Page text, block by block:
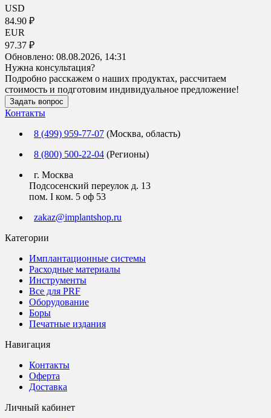
USD
84.90 ₽
EUR
97.37 ₽
Обновлено: 08.08.2026, 14:31
Нужна консультация?
Подробно расскажем о наших продуктах, рассчитаем
стоимость и подготовим индивидуальное предложение!
Задать вопрос
Контакты
8 (499) 959-77-07 (Москва, область)
8 (800) 500-22-04 (Регионы)
г. Москва
Подсосенский переулок д. 13
пом. I ком. 5 оф 53
zakaz@implantshop.ru
Категории
Имплантационные системы
Расходные материалы
Инструменты
Все для PRF
Оборудование
Боры
Печатные издания
Навигация
Контакты
Оферта
Доставка
Личный кабинет